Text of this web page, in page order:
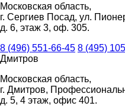
Московская область,
г. Сергиев Посад, ул.
д. 6, этаж 3, оф. 305.
8 (496) 551-66-45 8 (495)
Дмитров
Московская область,
г. Дмитров,
д. 5, 4 этаж, офис 401.